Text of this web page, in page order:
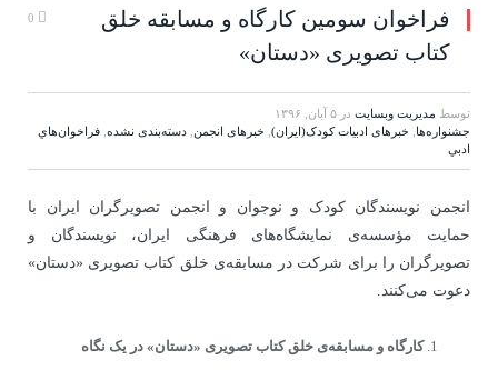
فراخوان سومین کارگاه و مسابقه خلق
کتاب تصویری «دستان»
توسط مدیریت وبسایت در ۵ آبان, ۱۳۹۶
جشنواره‌ها
خبرهای ادبیات کودک(ایران) خبرهای انجمن دسته‌بندی نشده فراخوان‌هاي
ادبي
انجمن نویسندگان کودک و نوجوان و انجمن تصویرگران ایران با
حمایت مؤسسه‌ی نمایشگاه‌های فرهنگی ایران، نویسندگان و
تصویرگران را برای شرکت در مسابقه‌ی خلق کتاب تصویری «دستان»
دعوت می‌کنند.
کارگاه و مسابقه‌ی خلق کتاب تصویری «دستان» در یک نگاه